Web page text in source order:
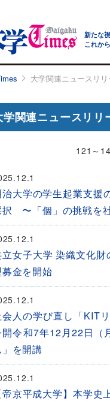
新たな
これか
大学関連ニュースリ
学関連ニュースリリ
121～
治大学の学生起業支援
択 〜「個」の挑戦を
女子大学 染織文化
金を開始
会人の学び直し「KIT
開令和7年12月22日（
」を開講
帝京平成大学】本学